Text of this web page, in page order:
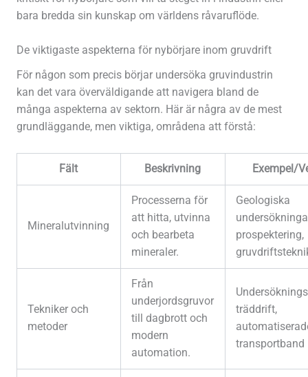
bara bredda sin kunskap om världens råvaruflöde.
De viktigaste aspekterna för nybörjare inom gruvdrift
För någon som precis börjar undersöka gruvindustrin
kan det vara överväldigande att navigera bland de
många aspekterna av sektorn. Här är några av de mest
grundläggande, men viktiga, områdena att förstå:
Fält Beskrivning Exempel/
Mineralutvinning
Processerna för
att hitta, utvinna
och bearbeta
mineraler.
Geologiska
prospektering,
Tekniker och
metoder
Från
underjordsgruvor
till dagbrott och
modern
automation.
träddrift,
transportband